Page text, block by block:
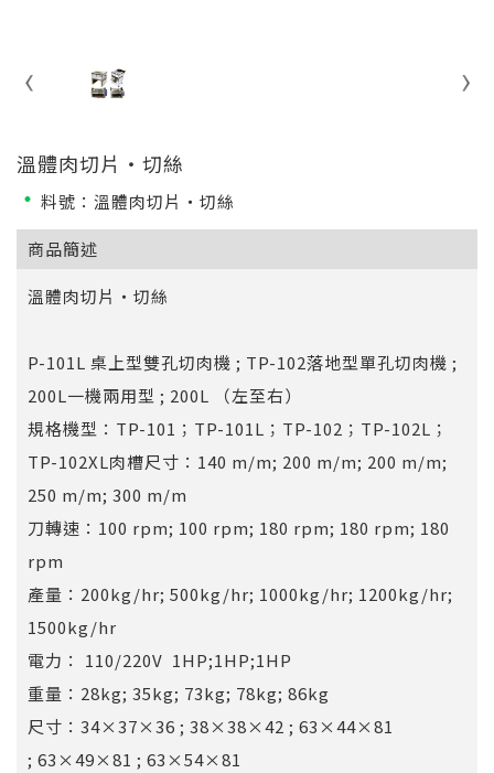
溫體肉切片‧切絲
料號：溫體肉切片‧切絲
商品簡述
溫體肉切片‧切絲
P-101L 桌上型雙孔切肉機 ; TP-102落地型單孔切肉機 ;
200L一機兩用型 ; 200L （左至右）
規格機型：TP-101；TP-101L；TP-102；TP-102L；
TP-102XL肉槽尺寸：140 m/m; 200 m/m; 200 m/m;
250 m/m; 300 m/m
刀轉速：100 rpm; 100 rpm; 180 rpm; 180 rpm; 180
rpm
產量：200kg/hr; 500kg/hr; 1000kg/hr; 1200kg/hr;
1500kg/hr
電力： 110/220V 1HP;1HP;1HP
重量：28kg; 35kg; 73kg; 78kg; 86kg
尺寸：34×37×36 ; 38×38×42 ; 63×44×81
; 63×49×81 ; 63×54×81